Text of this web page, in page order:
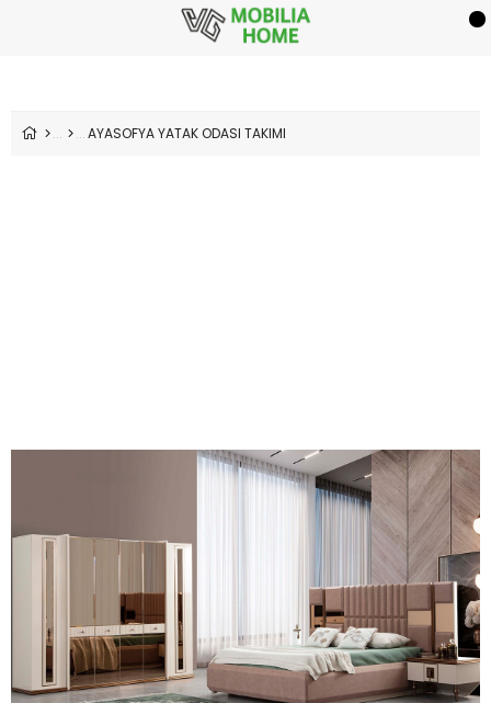
AYASOFYA YATAK ODASI TAKIMI